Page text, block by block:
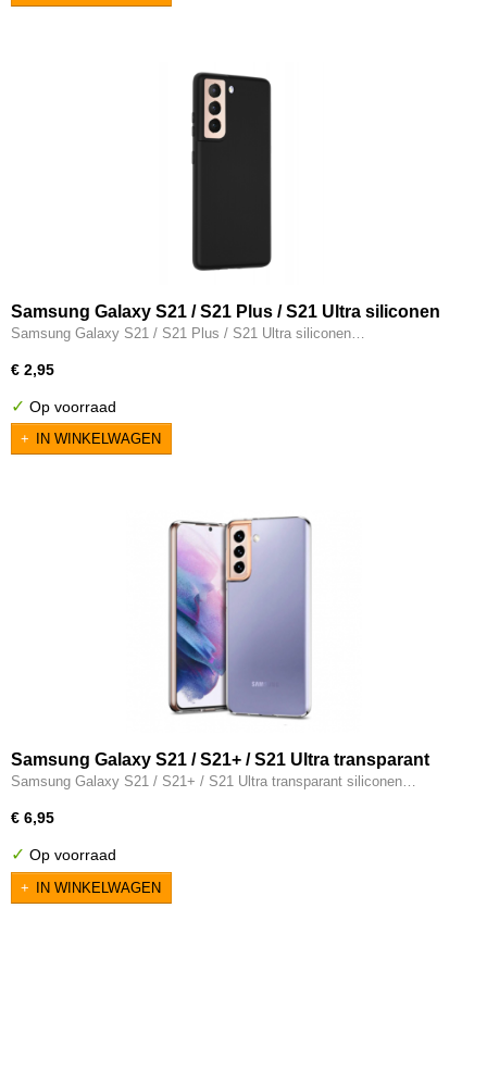
Samsung Galaxy S21 / S21 Plus / S21 Ultra siliconen
backcover hoesje zwart
Samsung Galaxy S21 / S21 Plus / S21 Ultra siliconen…
€ 2,95
✓ Op voorraad
IN WINKELWAGEN
Samsung Galaxy S21 / S21+ / S21 Ultra transparant
siliconen hoesje
Samsung Galaxy S21 / S21+ / S21 Ultra transparant siliconen…
€ 6,95
✓ Op voorraad
IN WINKELWAGEN